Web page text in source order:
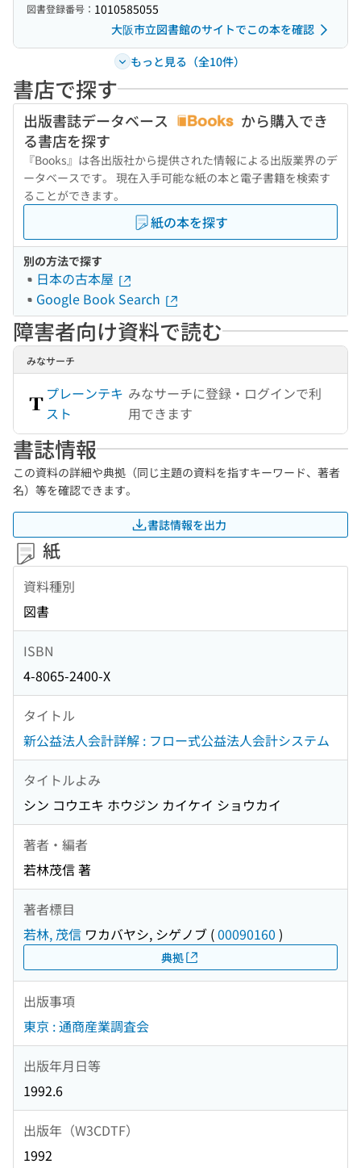
図書登録番号： 1010585055
大阪市立図書館のサイトでこの本を確認
もっと見る（全10件）
書店で探す
出版書誌データベース
から購入でき
る書店を探す
『Books』は各出版社から提供された情報による出版業界のデ
ータベースです。 現在入手可能な紙の本と電子書籍を検索す
ることができます。
紙の本を探す
別の方法で探す
日本の古本屋
Google Book Search
障害者向け資料で読む
みなサーチ
プレーンテキ
スト
みなサーチに登録・ログインで利
用できます
書誌情報
この資料の詳細や典拠（同じ主題の資料を指すキーワード、著者
名）等を確認できます。
書誌情報を出力
紙
資料種別
図書
ISBN
4-8065-2400-X
タイトル
新公益法人会計詳解 : フロー式公益法人会計システム
タイトルよみ
シン コウエキ ホウジン カイケイ ショウカイ
著者・編者
若林茂信 著
著者標目
若林, 茂信 ワカバヤシ, シゲノブ (00090160 )
典拠
出版事項
東京 : 通商産業調査会
出版年月日等
1992.6
出版年（W3CDTF）
1992